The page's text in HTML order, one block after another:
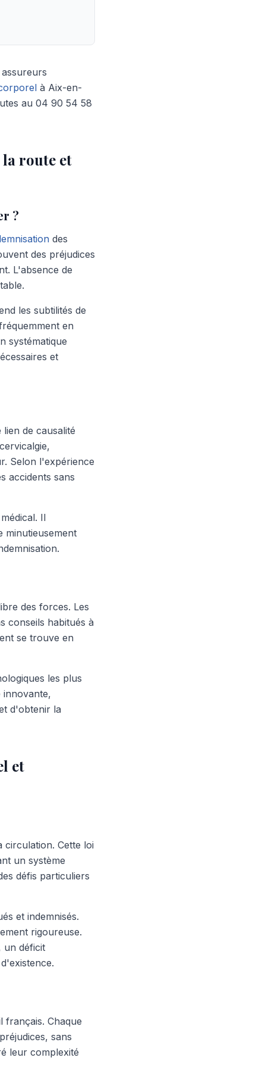
à Aix-en-
au 04 90 54 58
route et
?
des
des préjudices
L'absence de
les subtilités de
en
systématique
et
de causalité
Selon l'expérience
accidents sans
Il
minutieusement
des forces. Les
conseils habitués à
se trouve en
les plus
innovante,
d'obtenir la
et
circulation. Cette loi
un système
défis particuliers
et indemnisés.
rigoureuse.
un déficit
français. Chaque
sans
leur complexité